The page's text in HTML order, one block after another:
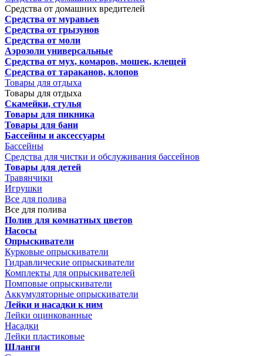
Средства от домашних вредителей
Средства от муравьев
Средства от грызунов
Средства от моли
Аэрозоли универсальные
Средства от мух, комаров, мошек, клещей
Средства от тараканов, клопов
Товары для отдыха
Товары для отдыха
Скамейки, стулья
Товары для пикника
Товары для бани
Бассейны и аксессуары
Бассейны
Средства для чистки и обслуживания бассейнов
Товары для детей
Травянчики
Игрушки
Все для полива
Все для полива
Полив для комнатных цветов
Насосы
Опрыскиватели
Курковые опрыскиватели
Гидравлические опрыскиватели
Комплекты для опрыскивателей
Помповые опрыскиватели
Аккумуляторные опрыскиватели
Лейки и насадки к ним
Лейки оцинкованные
Насадки
Лейки пластиковые
Шланги